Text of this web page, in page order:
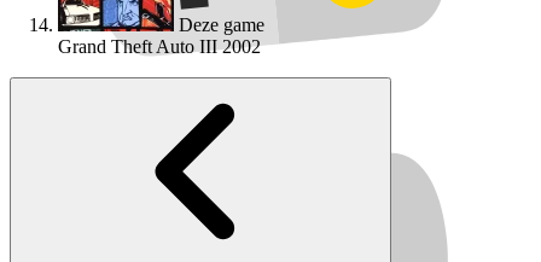
Deze game
Grand Theft Auto III2002